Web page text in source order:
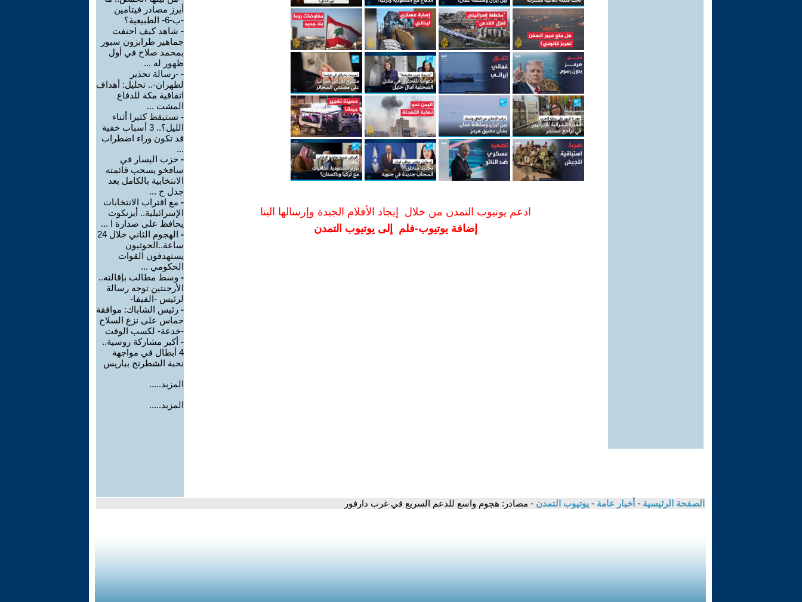
ادعم يوتيوب التمدن من خلال إيجاد الأفلام الجيدة وإرسالها الينا
إضافة يوتيوب-فلم إلى يوتيوب التمدن
أبرز مصادر فيتامين
-ب-6- الطبيعية؟
- شاهد كيف احتفت
جماهير طرابزون سبور
بمحمد صلاح في أول
ظهور له ...
- -رسالة تحذير
لطهران-.. تحليل: أهداف
اتفاقية مكة للدفاع
المشت ...
- تستيقظ كثيرا أثناء
الليل؟.. 3 أسباب خفية
قد تكون وراء اضطراب
...
- حزب اليسار في
سافخو يسحب قائمته
الانتخابية بالكامل بعد
جدل ح ...
- مع اقتراب الانتخابات
الإسرائيلية.. أيزنكوت
يحافظ على صدارة ا ...
-
الهجوم الثاني خلال 24
ساعة..الحوثيون
يستهدفون القوات
الحكومي ...
- وسط مطالب بإقالته..
الأرجنتين توجه رسالة
لرئيس -الفيفا-
- رئيس الشاباك: موافقة
حماس على نزع السلاح
-خدعة- لكسب الوقت
- أكبر مشاركة روسية..
4 أبطال في مواجهة
نخبة الشطرنج بباريس
المزيد.....
المزيد.....
الصفحة الرئيسية - أخبار عامة - يوتيوب التمدن - مصادر: هجوم واسع للدعم السريع في غرب دارفور